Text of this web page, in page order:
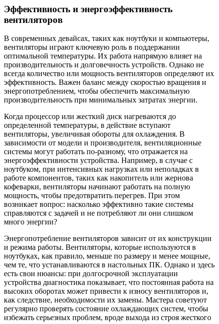
Эффективность и энергоэффективность
вентиляторов
В современных девайсах, таких как ноутбуки и компьютеры,
вентиляторы играют ключевую роль в поддержании
оптимальной температуры. Их работа напрямую влияет на
производительность и долговечность устройств. Однако не
всегда количество или мощность вентиляторов определяют их
эффективность. Важен баланс между скоростью вращения и
энергопотреблением, чтобы обеспечить максимальную
производительность при минимальных затратах энергии.
Когда процессор или жесткий диск нагреваются до
определенной температуры, в действие вступают
вентиляторы, увеличивая обороты для охлаждения. В
зависимости от модели и производителя, вентиляционные
системы могут работать по-разному, что отражается на
энергоэффективности устройства. Например, в случае с
ноутбуком, при интенсивных нагрузках или неполадках в
работе компонентов, таких как накопитель или жернова
кофеварки, вентиляторы начинают работать на полную
мощность, чтобы предотвратить перегрев. При этом
возникает вопрос: насколько эффективно такие системы
справляются с задачей и не потребляют ли они слишком
много энергии?
Энергопотребление вентиляторов зависит от их конструкции
и режима работы. Вентиляторы, которые используются в
ноутбуках, как правило, меньше по размеру и менее мощные,
чем те, что устанавливаются в настольных ПК. Однако и здесь
есть свои нюансы: при долгосрочной эксплуатации
устройства диагностика показывает, что постоянная работа на
высоких оборотах может привести к износу вентиляторов и,
как следствие, необходимости их замены. Мастера советуют
регулярно проверять состояние охлаждающих систем, чтобы
избежать серьезных проблем, вроде выхода из строя жесткого